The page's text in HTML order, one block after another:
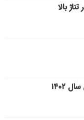
بالا
۱۴۰۲